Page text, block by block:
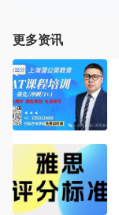
更多资讯